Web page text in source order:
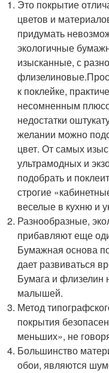
Это покрытие
цветов и
придумать
экологичные
изысканные, с
к поклейке,
несомненным
недостатки
желании можно
цвет. От самых
ультрамодных и
подобрать и
строгие
веселые в кухню и
Разнообразные,
прибавляют еще
Бумажная основа
дает развиваться
Бумага и
малышей.
Метод
покрытия
меньших», не
Большинство
обои, являются